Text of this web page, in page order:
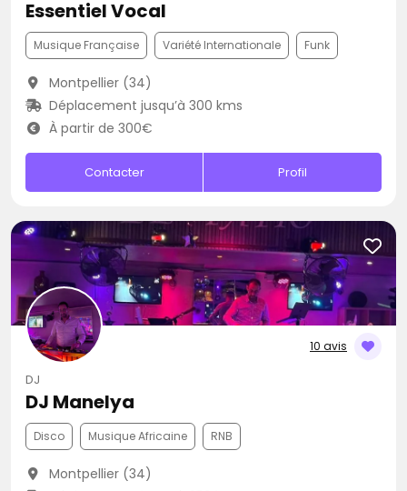
Essentiel Vocal
Musique Française Variété Internationale Funk
Montpellier (34)
Déplacement jusqu’à 300 kms
À partir de 300€
Contacter Profil
10 avis
DJ
DJ Manelya
Disco Musique Africaine RNB
Montpellier (34)